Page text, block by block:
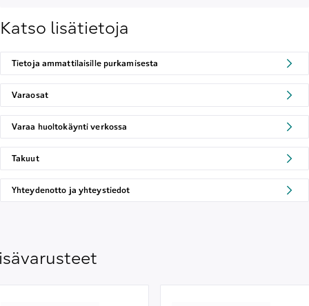
Katso lisätietoja
Tietoja ammattilaisille purkamisesta
Varaosat
Varaa huoltokäynti verkossa
Takuut
Yhteydenotto ja yhteystiedot